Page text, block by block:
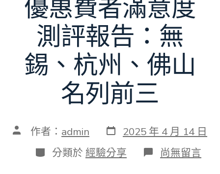
優惠費者滿意度
測評報告：無
錫、杭州、佛山
名列前三
文 作者： admin 發
表
日
期
2025 年 4 月 14 日
分
類
分類於 經驗分享 在
〈中
尚無留言